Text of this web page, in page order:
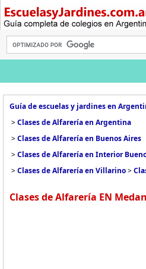
Guía de escuelas y jardines en
>Clases de Alfarería en Argentina
>Clases de Alfarería en Buenos Aires
>Clases de Alfarería en Interior
>Clases de Alfarería en Villarino>
Clases de Alfarería EN